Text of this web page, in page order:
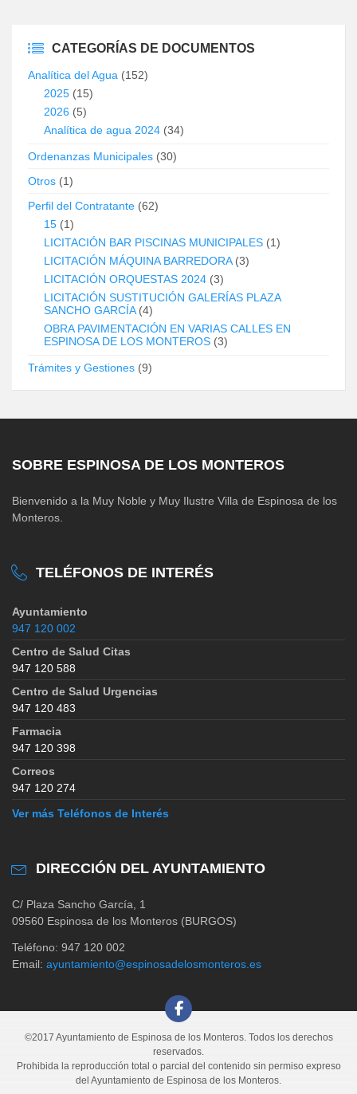
CATEGORÍAS DE DOCUMENTOS
Analítica del Agua (152)
2025 (15)
2026 (5)
Analítica de agua 2024 (34)
Ordenanzas Municipales (30)
Otros (1)
Perfil del Contratante (62)
15 (1)
LICITACIÓN BAR PISCINAS MUNICIPALES (1)
LICITACIÓN MÁQUINA BARREDORA(3)
LICITACIÓN ORQUESTAS 2024 (3)
LICITACIÓN SUSTITUCIÓN GALERÍAS PLAZA
SANCHO GARCÍA(4)
OBRA PAVIMENTACIÓN EN VARIAS CALLES EN
ESPINOSA DE LOS MONTEROS (3)
Trámites y Gestiones (9)
SOBRE ESPINOSA DE LOS MONTEROS
Bienvenido a la Muy Noble y Muy Ilustre Villa de Espinosa de los
Monteros.
TELÉFONOS DE INTERÉS
Ayuntamiento
947 120 002
Centro de Salud Citas
947 120 588
Centro de Salud Urgencias
947 120 483
Farmacia
947 120 398
Correos
947 120 274
Ver más Teléfonos de Interés
DIRECCIÓN DEL AYUNTAMIENTO
C/ Plaza Sancho García, 1
09560 Espinosa de los Monteros (BURGOS)
Teléfono: 947 120 002
Email: ayuntamiento@espinosadelosmonteros.es
©2017 Ayuntamiento de Espinosa de los Monteros. Todos los derechos
reservados.
Prohibida la reproducción total o parcial del contenido sin permiso expreso
del Ayuntamiento de Espinosa de los Monteros.